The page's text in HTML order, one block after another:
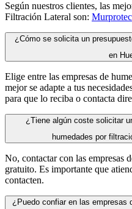
Según nuestros clientes, las
Filtración Lateral son: Murprotec
¿Cómo se solicita un
en
Elige entre las empresas de
mejor se adapte a tus
para que lo reciba o contacta
¿Tiene algún coste solicitar
humedades por
No, contactar con las empresas
gratuito. Es importante que
contacten.
¿Puedo confiar en las empresas